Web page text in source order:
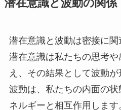
潜在意識と波動の関係
潜在意識と波動は密接に関
潜在意識は私たちの思考
え、その結果として波動が
波動は、私たちの内面の
ネルギーと相互作用します